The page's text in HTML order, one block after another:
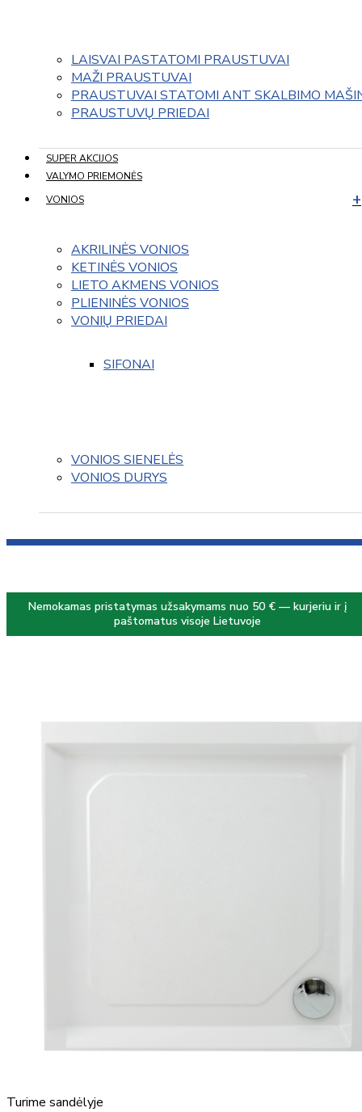
LAISVAI PASTATOMI PRAUSTUVAI
MAŽI PRAUSTUVAI
PRAUSTUVAI STATOMI ANT SKALBIMO
PRAUSTUVŲ PRIEDAI
SUPER AKCIJOS
VALYMO PRIEMONĖS
VONIOS
AKRILINĖS VONIOS
KETINĖS VONIOS
LIETO AKMENS VONIOS
PLIENINĖS VONIOS
VONIŲ PRIEDAI
SIFONAI
VONIOS SIENELĖS
VONIOS DURYS
Nemokamas pristatymas užsakymams nuo 50 € — kurjeriu ir į
paštomatus visoje Lietuvoje
Turime sandėlyje